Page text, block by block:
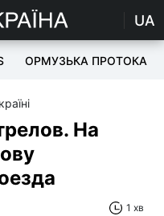
UA
ОРМУЗЬКА ПРОТОКА
На
1 хв